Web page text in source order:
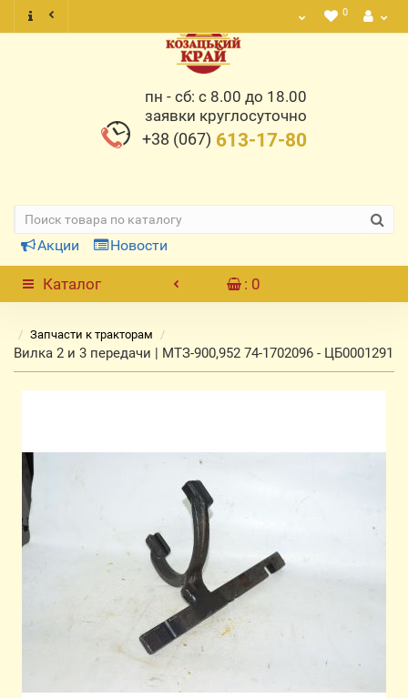
0
пн - сб: с 8.00 до 18.00
заявки круглосуточно
+38 (067) 613-17-80
Акции Новости
Каталог : 0
Запчасти к тракторам
Вилка 2 и 3 передачи | МТЗ-900,952 74-1702096 - ЦБ0001291